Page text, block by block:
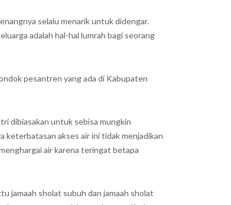
selalu menarik untuk didengar.
adalah hal-hal lumrah bagi seorang
pesantren yang ada di Kabupaten
dibiasakan untuk sebisa mungkin
keterbatasan akses air ini tidak menjadikan
air karena teringat betapa
jamaah sholat subuh dan jamaah sholat